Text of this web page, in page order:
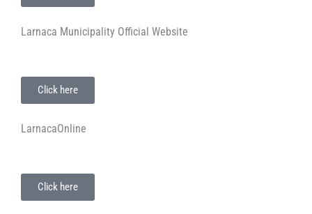
Larnaca Municipality Official Website
Click here
LarnacaOnline
Click here